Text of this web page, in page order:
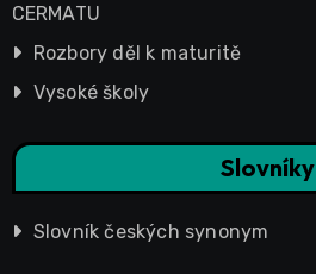
CERMATU
Rozbory děl k maturitě
Vysoké školy
Slovníky
Slovník českých synonym